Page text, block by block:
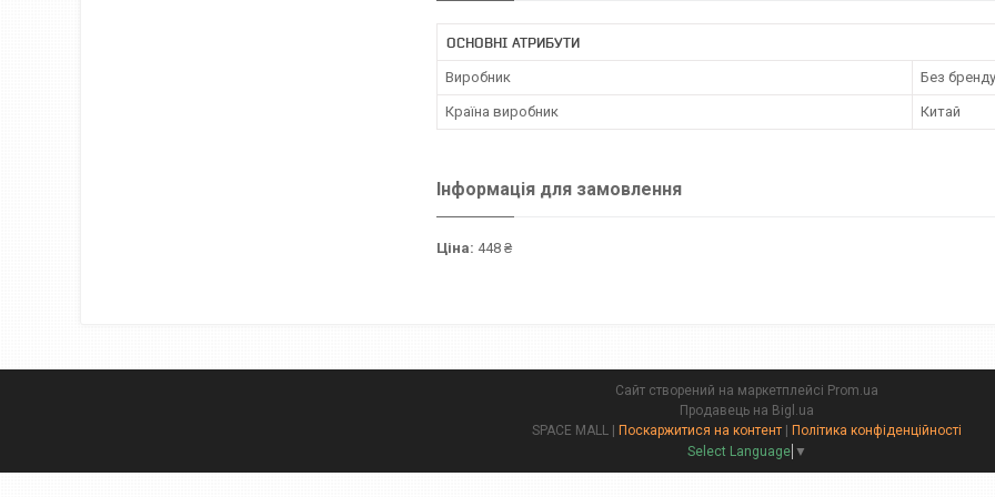
ОСНОВНІ АТРИБУТИ
Виробник Без бренду
Країна виробник Китай
Інформація для замовлення
Ціна: 448 ₴
Сайт створений на маркетплейсі Prom.ua
Продавець на Bigl.ua
Поскаржитися на контент
Політика конфіденційності
Select Language ▼